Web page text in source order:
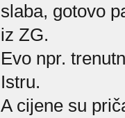
slaba, gotovo
iz ZG.
Evo npr.
Istru.
A cijene su